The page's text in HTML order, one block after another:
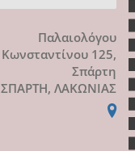
Παλαιολόγου
Κωνσταντίνου 125,
Σπάρτη
ΣΠΑΡΤΗ, ΛΑΚΩΝΙΑΣ